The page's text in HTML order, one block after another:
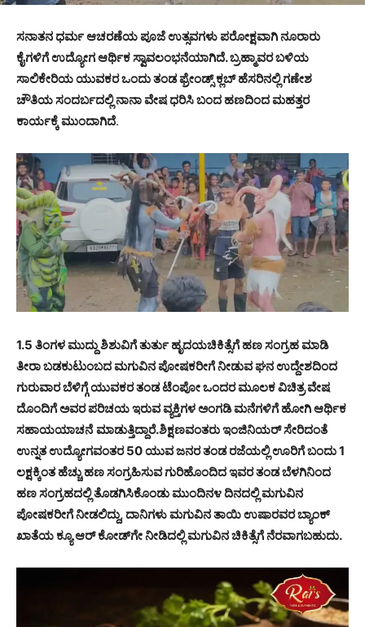
ಸನಾತನ ಧರ್ಮ ಆಚರಣೆಯ ಪೂಜೆ ಉತ್ಸವಗಳು ಪರೋಕ್ಷವಾಗಿ ನೂರಾರು
ಕೈಗಳಿಗೆ ಉದ್ಯೋಗ ಆರ್ಥಿಕ ಸ್ವಾವಲಂಭನೆಯಾಗಿದೆ. ಬ್ರಹ್ಮಾವರ ಬಳಿಯ
ಸಾಲಿಕೇರಿಯ ಯುವಕರ ಒಂದು ತಂಡ ಫ್ರೇಂಡ್ಸ್ ಕ್ಲಬ್ ಹೆಸರಿನಲ್ಲಿ ಗಣೇಶ
ಚೌತಿಯ ಸಂದರ್ಬದಲ್ಲಿ ನಾನಾ ವೇಷ ಧರಿಸಿ ಬಂದ ಹಣದಿಂದ ಮಹತ್ತರ
ಕಾರ್ಯಕ್ಕೆ ಮುಂದಾಗಿದೆ.
1.5 ತಿಂಗಳ ಮುದ್ದು ಶಿಶುವಿಗೆ ತುರ್ತು ಹೃದಯಚಿಕಿತ್ಸೆಗೆ ಹಣ ಸಂಗ್ರಹ ಮಾಡಿ
ತೀರಾ ಬಡಕುಟುಂಬದ ಮಗುವಿನ ಪೋಷಕರೀಗೆ ನೀಡುವ ಘನ ಉದ್ದೇಶದಿಂದ
ಗುರುವಾರ ಬೆಳಿಗ್ಗೆ ಯುವಕರ ತಂಡ ಟೆಂಪೋ ಒಂದರ ಮೂಲಕ ವಿಚಿತ್ರ ವೇಷ
ದೊಂದಿಗೆ ಅವರ ಪರಿಚಯ ಇರುವ ವ್ಯಕ್ತಿಗಳ ಅಂಗಡಿ ಮನೆಗಳಿಗೆ ಹೋಗಿ ಆರ್ಥಿಕ
ಸಹಾಯಯಾಚನೆ ಮಾಡುತ್ತಿದ್ದಾರೆ.ಶಿಕ್ಷಣವಂತರು ಇಂಜಿನಿಯರ್ ಸೇರಿದಂತೆ
ಉನ್ನತ ಉದ್ಯೋಗವಂತರ 50 ಯುವ ಜನರ ತಂಡ ರಜೆಯಲ್ಲಿ ಊರಿಗೆ ಬಂದು 1
ಲಕ್ಷಕ್ಕಿಂತ ಹೆಚ್ಚು ಹಣ ಸಂಗ್ರಹಿಸುವ ಗುರಿಹೊಂದಿದ ಇವರ ತಂಡ ಬೆಳಗಿನಿಂದ
ಹಣ ಸಂಗ್ರಹದಲ್ಲಿ ತೊಡಗಿಸಿಕೊಂಡು ಮುಂದಿನ೪ ದಿನದಲ್ಲಿ ಮಗುವಿನ
ಪೋಷಕರೀಗೆ ನೀಡಲಿದ್ದು, ದಾನಿಗಳು ಮಗುವಿನ ತಾಯಿ ಉಷಾರವರ ಬ್ಯಾಂಕ್
ಖಾತೆಯ ಕ್ಯೂ ಆರ್ ಕೋಡ್‌ಗೇ ನೀಡಿದಲ್ಲಿ ಮಗುವಿನ ಚಿಕಿತ್ಸೆಗೆ ನೆರವಾಗಬಹುದು.